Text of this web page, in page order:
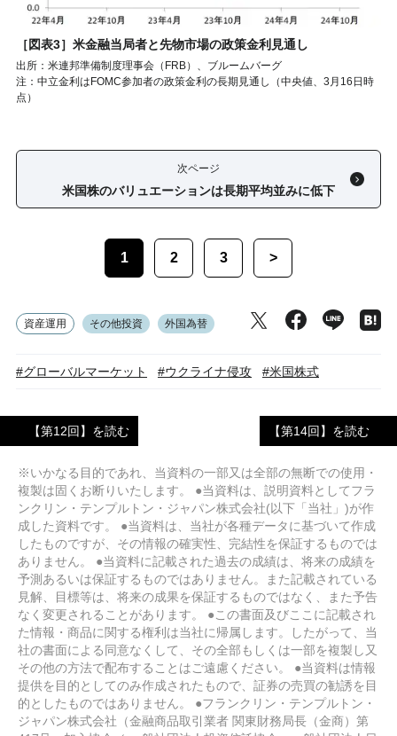
［図表3］米金融当局者と先物市場の政策金利見通し
出所：米連邦準備制度理事会（FRB）、ブルームバーグ
注：中立金利はFOMC参加者の政策金利の長期見通し（中央値、3月16日時
点）
次ページ
米国株のバリュエーションは長期平均並みに低下
1 2 3 >
資産運用 その他投資 外国為替
#グローバルマーケット #ウクライナ侵攻 #米国株式
【第12回】を読む 【第14回】を読む
※いかなる目的であれ、当資料の一部又は全部の無断での使用・
複製は固くお断りいたします。 ●当資料は、説明資料としてフラ
ンクリン・テンプルトン・ジャパン株式会社(以下「当社」)が作
成した資料です。 ●当資料は、当社が各種データに基づいて作成
したものですが、その情報の確実性、完結性を保証するものでは
ありません。 ●当資料に記載された過去の成績は、将来の成績を
予測あるいは保証するものではありません。また記載されている
見解、目標等は、将来の成果を保証するものではなく、また予告
なく変更されることがあります。 ●この書面及びここに記載され
た情報・商品に関する権利は当社に帰属します。したがって、当
社の書面による同意なくして、その全部もしくは一部を複製し又
その他の方法で配布することはご遠慮ください。 ●当資料は情報
提供を目的としてのみ作成されたもので、証券の売買の勧誘を目
的としたものではありません。 ●フランクリン・テンプルトン・
ジャパン株式会社（金融商品取引業者 関東財務局長（金商）第